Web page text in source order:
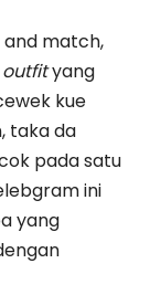
and match,
outfityang
kue
taka da
pada satu
ini
yang